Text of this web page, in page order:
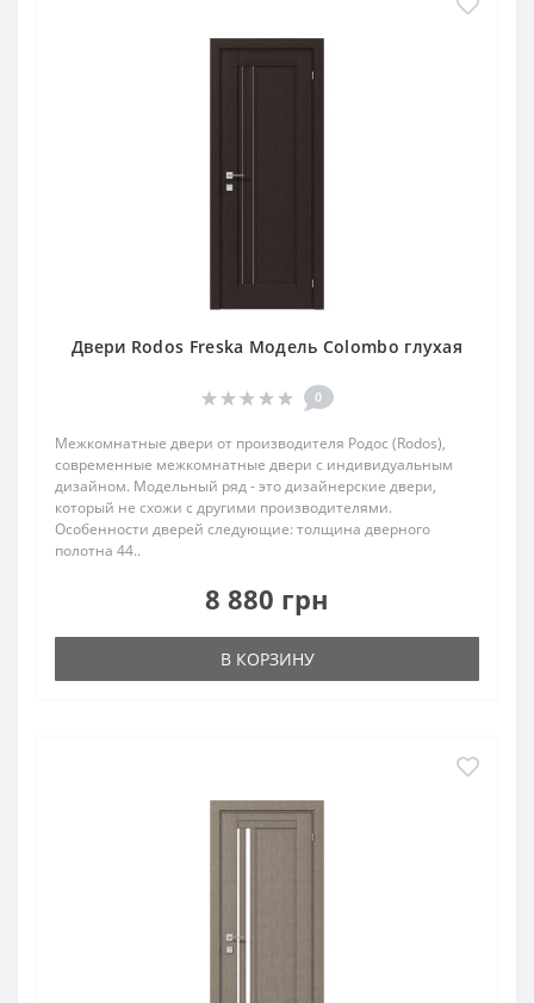
Двери Rodos Freska Модель Colombo глухая
0
Межкомнатные двери от производителя Родос (Rodos),
современные межкомнатные двери с индивидуальным
дизайном. Модельный ряд - это дизайнерские двери,
который не схожи с другими производителями.
Особенности дверей следующие: толщина дверного
полотна 44..
8 880 грн
В КОРЗИНУ